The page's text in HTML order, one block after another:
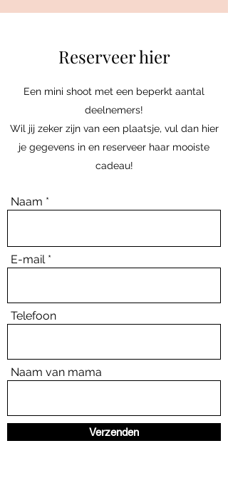
Reserveer hier
Een mini shoot met een beperkt aantal
deelnemers!
Wil jij zeker zijn van een plaatsje, vul dan hier
je gegevens in en reserveer haar mooiste
cadeau!
Naam
E-mail
Telefoon
Naam van mama
Verzenden